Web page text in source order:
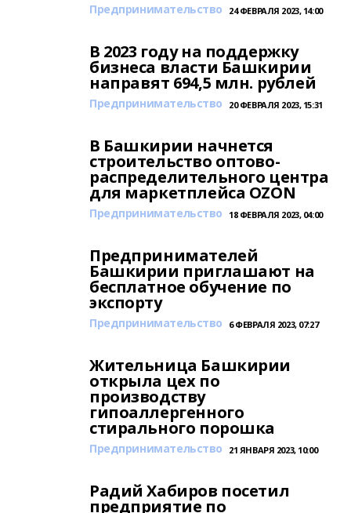
Предпринимательство 24 ФЕВРАЛЯ 2023, 14:00
В 2023 году на поддержку
бизнеса власти Башкирии
направят 694,5 млн. рублей
Предпринимательство 20 ФЕВРАЛЯ 2023, 15:31
В Башкирии начнется
строительство оптово-
распределительного центра
для маркетплейса OZON
Предпринимательство 18 ФЕВРАЛЯ 2023, 04:00
Предпринимателей
Башкирии приглашают на
бесплатное обучение по
экспорту
Предпринимательство 6 ФЕВРАЛЯ 2023, 07:27
Жительница Башкирии
открыла цех по
производству
гипоаллергенного
стирального порошка
Предпринимательство 21 ЯНВАРЯ 2023, 10:00
Радий Хабиров посетил
предприятие по